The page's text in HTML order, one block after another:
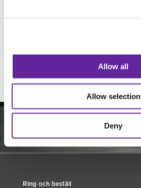
Allow all
Allow selection
Deny
Ring och beställ